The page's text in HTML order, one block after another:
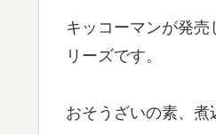
キッコーマンが発
リーズです。
おそうざいの素、煮